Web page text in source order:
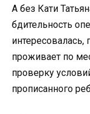
А без Кати
бдительность
проживает по
проверку
прописанного